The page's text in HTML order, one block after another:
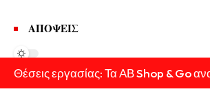
ΑΠΟΨΕΙΣ
Θέσεις εργασίας: Τα ΑΒ Shop & Go